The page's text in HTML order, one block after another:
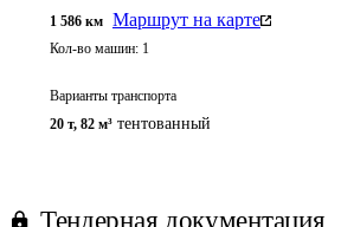
1 586 км Маршрут на карте
Кол-во машин: 1
Варианты транспорта
20 т, 82 м³ тентованный
Тендерная документация